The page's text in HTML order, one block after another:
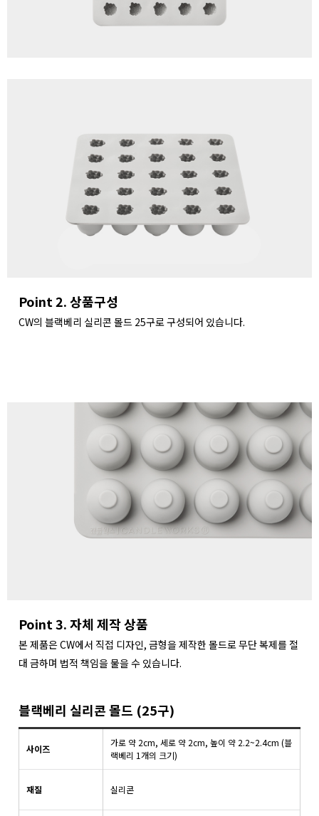
Point 2. 상품구성
CW의 블랙베리 실리콘 몰드 25구로 구성되어 있습니다.
Point 3. 자체 제작 상품
본 제품은 CW에서 직접 디자인, 금형을 제작한 몰드로 무단 복제를 절
대 금하며 법적 책임을 물을 수 있습니다.
블랙베리 실리콘 몰드 (25구)
사이즈
가로 약 2cm, 세로 약 2cm, 높이 약 2.2~2.4cm (블
랙베리 1개의 크기)
재질 실리콘